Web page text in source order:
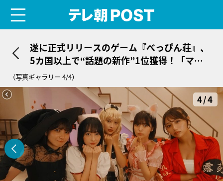
遂に正式リリースのゲーム『べっぴん荘』、
5カ国以上で“話題の新作”1位獲得！「マジ
で破壊力抜群すぎたwww」
（写真ギャラリー 4/4）
4/4